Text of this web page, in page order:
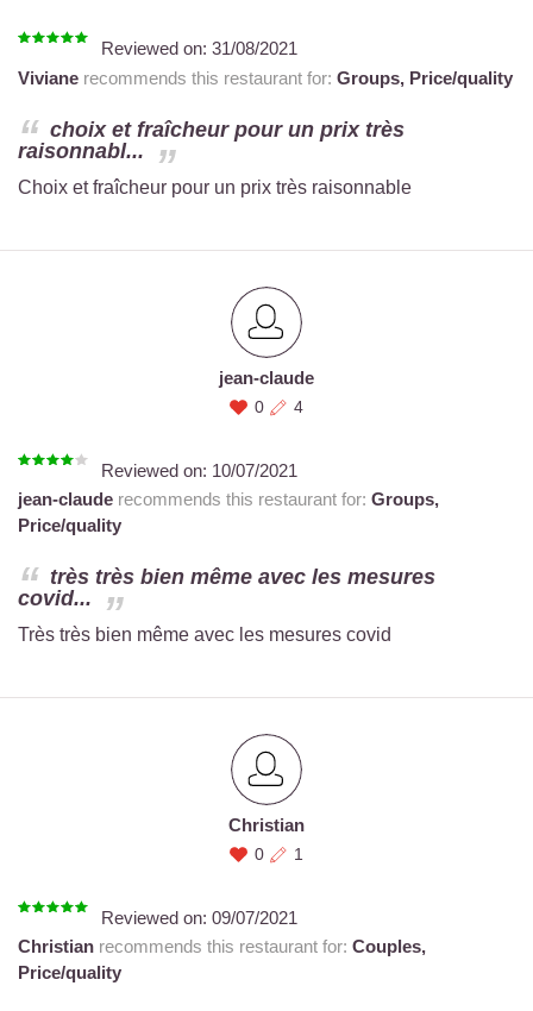
Reviewed on: 31/08/2021
Viviane recommends this restaurant for: Groups, Price/quality
choix et fraîcheur pour un prix très
raisonnabl...
Choix et fraîcheur pour un prix très raisonnable
jean-claude
0 4
Reviewed on: 10/07/2021
jean-claude recommends this restaurant for: Groups,
Price/quality
très très bien même avec les mesures
covid...
Très très bien même avec les mesures covid
Christian
0 1
Reviewed on: 09/07/2021
Christian recommends this restaurant for: Couples,
Price/quality